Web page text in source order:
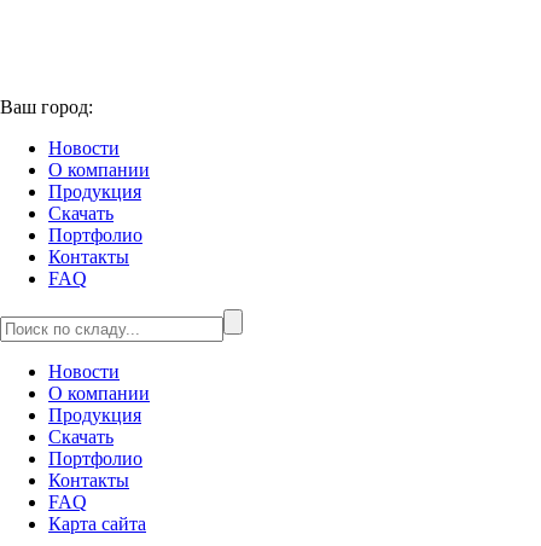
Ваш город:
Новости
О компании
Продукция
Скачать
Портфолио
Контакты
FAQ
Новости
О компании
Продукция
Скачать
Портфолио
Контакты
FAQ
Карта сайта